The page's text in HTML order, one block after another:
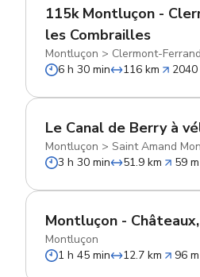
115k Montluçon -
les Combrailles
Montluçon > Clermont-Ferrand
6 h 30 min
116 km 2040
Le Canal de Berry à
Montluçon > Saint Amand
3 h 30 min
51.9 km 59 m
Montluçon -
Montluçon
1 h 45 min
12.7 km 96 m